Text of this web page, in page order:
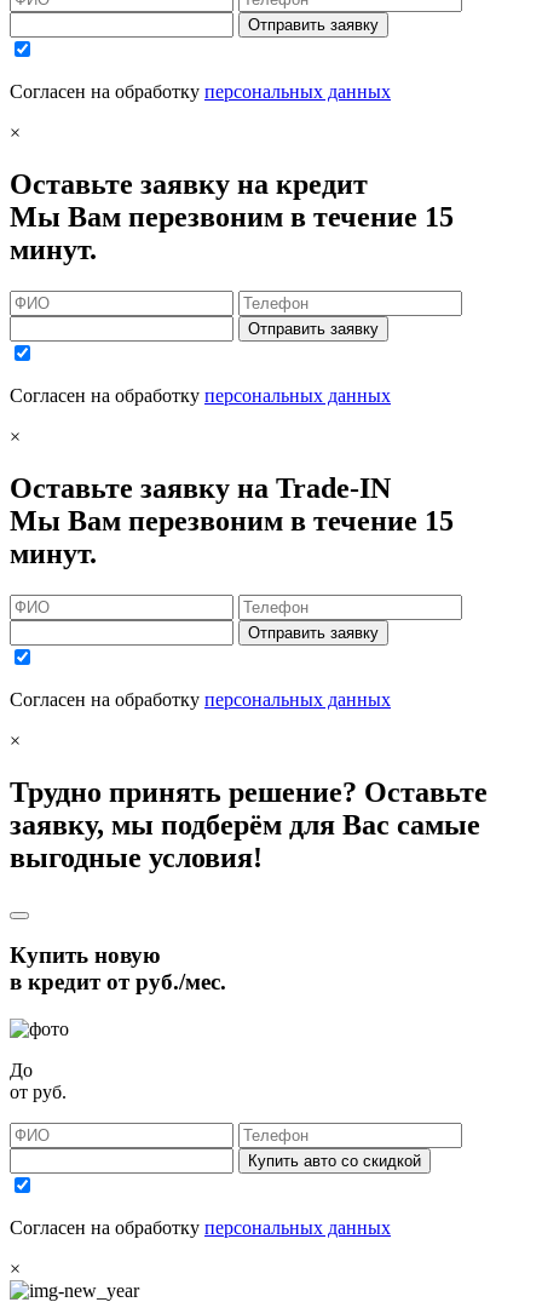
Отправить заявку
Согласен на обработку персональных данных
×
Оставьте заявку на кредит
Мы Вам перезвоним в течение 15
минут.
Отправить заявку
Согласен на обработку персональных данных
×
Оставьте заявку на Trade-IN
Мы Вам перезвоним в течение 15
минут.
Отправить заявку
Согласен на обработку персональных данных
×
Трудно принять решение? Оставьте
заявку, мы подберём для Вас самые
выгодные условия!
Купить новую
в кредит отруб./мес.
До
от руб.
Купить авто со скидкой
Согласен на обработку персональных данных
×